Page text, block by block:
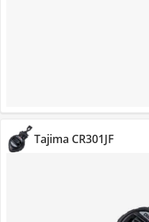
Tajima CR301JF